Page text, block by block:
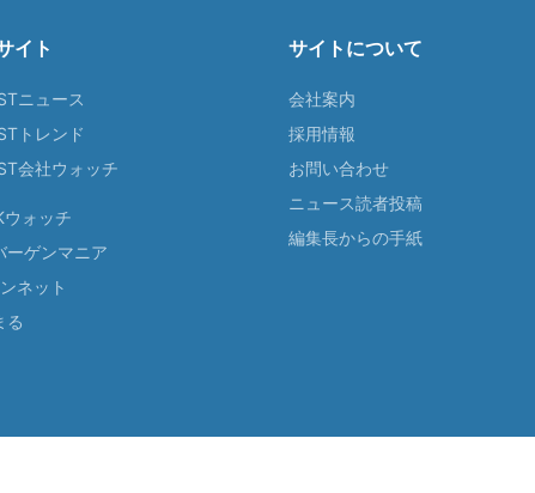
イト
ニュース
トレンド
会社ウォッチ
ウォッチ
ーゲンマニア
ネット
る
サイトについて
会社案内
採用情報
お問い合わせ
ニュース読者投稿
編集長からの手紙